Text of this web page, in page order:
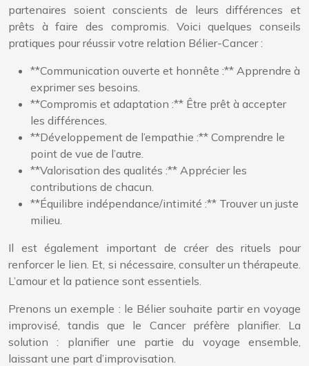
partenaires soient conscients de leurs différences et
prêts à faire des compromis. Voici quelques conseils
pratiques pour réussir votre relation Bélier-Cancer :
**Communication ouverte et honnête :** Apprendre à
exprimer ses besoins.
**Compromis et adaptation :** Être prêt à accepter
les différences.
**Développement de l’empathie :** Comprendre le
point de vue de l’autre.
**Valorisation des qualités :** Apprécier les
contributions de chacun.
**Équilibre indépendance/intimité :** Trouver un juste
milieu.
Il est également important de créer des rituels pour
renforcer le lien. Et, si nécessaire, consulter un thérapeute.
L’amour et la patience sont essentiels.
Prenons un exemple : le Bélier souhaite partir en voyage
improvisé, tandis que le Cancer préfère planifier. La
solution : planifier une partie du voyage ensemble,
laissant une part d’improvisation.